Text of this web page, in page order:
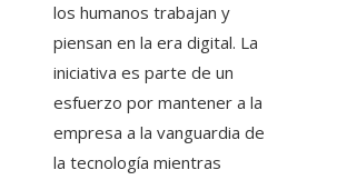
los humanos trabajan y
piensan en la era digital. La
iniciativa es parte de un
esfuerzo por mantener a la
empresa a la vanguardia de
la tecnología mientras